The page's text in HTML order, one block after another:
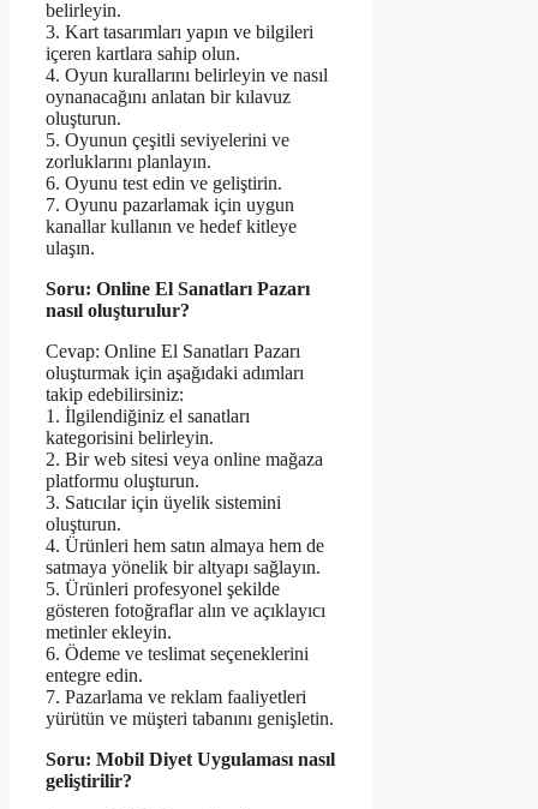
belirleyin.
3. Kart tasarımları yapın ve bilgileri
içeren kartlara sahip olun.
4. Oyun kurallarını belirleyin ve nasıl
oynanacağını anlatan bir kılavuz
oluşturun.
5. Oyunun çeşitli seviyelerini ve
zorluklarını planlayın.
6. Oyunu test edin ve geliştirin.
7. Oyunu pazarlamak için uygun
kanallar kullanın ve hedef kitleye
ulaşın.
Soru: Online El Sanatları Pazarı
nasıl oluşturulur?
Cevap: Online El Sanatları Pazarı
oluşturmak için aşağıdaki adımları
takip edebilirsiniz:
1. İlgilendiğiniz el sanatları
kategorisini belirleyin.
2. Bir web sitesi veya online mağaza
platformu oluşturun.
3. Satıcılar için üyelik sistemini
oluşturun.
4. Ürünleri hem satın almaya hem de
satmaya yönelik bir altyapı sağlayın.
5. Ürünleri profesyonel şekilde
gösteren fotoğraflar alın ve açıklayıcı
metinler ekleyin.
6. Ödeme ve teslimat seçeneklerini
entegre edin.
7. Pazarlama ve reklam faaliyetleri
yürütün ve müşteri tabanını genişletin.
Soru: Mobil Diyet Uygulaması nasıl
geliştirilir?